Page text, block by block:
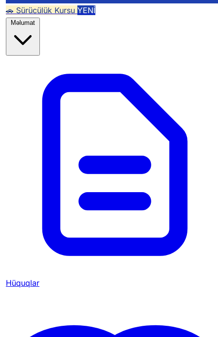
🚗 Sürücülük Kursu YENİ
Məlumat
Hüquqlar